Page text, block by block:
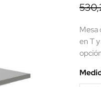
Mesa
en T